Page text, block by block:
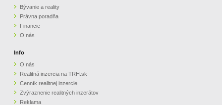
Bývanie a reality
Právna poradňa
Financie
O nás
Info
O nás
Realitná inzercia na TRH.sk
Cenník realitnej inzercie
Zvýraznenie realitných inzerátov
Reklama